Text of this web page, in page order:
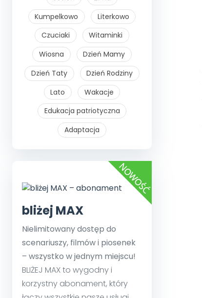
Kumpelkowo
Literkowo
Czuciaki
Witaminki
Wiosna
Dzień Mamy
Dzień Taty
Dzień Rodziny
Lato
Wakacje
Edukacja patriotyczna
Adaptacja
bliżej MAX
Nielimitowany dostęp do
scenariuszy, filmów i piosenek
– wszystko w jednym miejscu!
BLIŻEJ MAX to wygodny i
korzystny abonament, który